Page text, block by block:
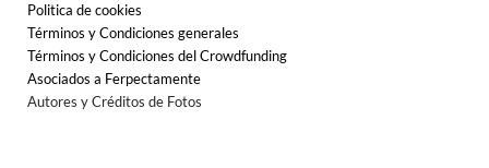
Politica de cookies
Términos y Condiciones generales
Términos y Condiciones del Crowdfunding
Asociados a Ferpectamente
Autores y Créditos de Fotos